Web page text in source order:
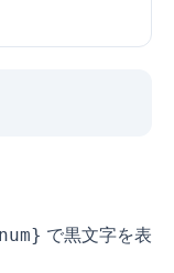
で黒文字を表